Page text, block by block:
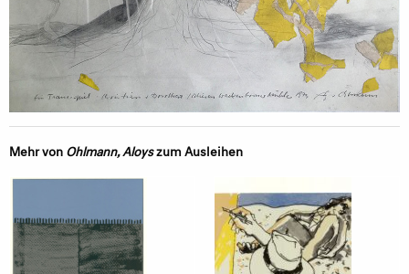
Mehr vonOhlmann, Aloyszum Ausleihen